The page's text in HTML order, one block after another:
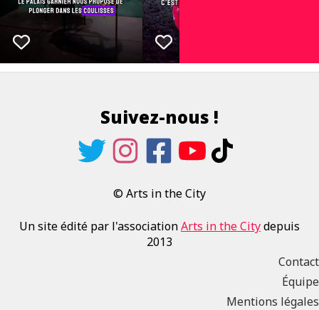
Suivez-nous !
© Arts in the City
Un site édité par l'associationArts in the Citydepuis
2013
Contact
Équipe
Mentions légales